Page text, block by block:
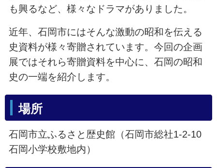
も興るなど、様々なドラマがありました。
近年、石岡市にはそんな激動の昭和を伝える
史資料が様々寄贈されています。今回の企画
展ではそれら寄贈資料を中心に、石岡の昭和
史の一端を紹介します。
場所
石岡市立ふるさと歴史館（石岡市総社1-2-10
石岡小学校敷地内）